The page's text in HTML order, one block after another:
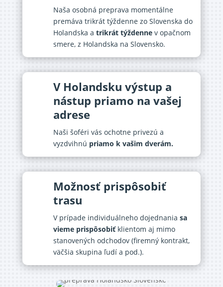
Naša osobná preprava momentálne
premáva trikrát týždenne zo Slovenska do
Holandska a trikrát týždenne v opačnom
smere, z Holandska na Slovensko.
V Holandsku výstup a
nástup priamo na vašej
adrese
Naši šoféri vás ochotne privezú a
vyzdvihnú priamo k vašim dverám.
Možnosť prispôsobiť
trasu
V prípade individuálneho dojednania sa
vieme prispôsobiťklientom aj mimo
stanovených odchodov (firemný kontrakt,
väčšia skupina ľudí a pod.).